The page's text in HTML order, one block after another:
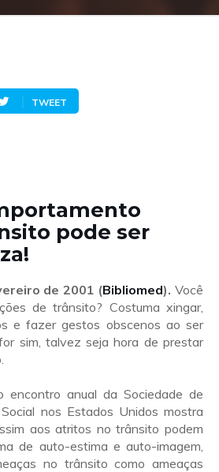
TWEET
pode ser
de 2001 (Bibliomed). Você
de trânsito? Costuma xingar,
e fazer gestos obscenos ao ser
sim, talvez seja hora de prestar
encontro anual da Sociedade de
nos Estados Unidos mostra
aos atritos no trânsito podem
de auto-estima e auto-imagem,
no trânsito como ameaças